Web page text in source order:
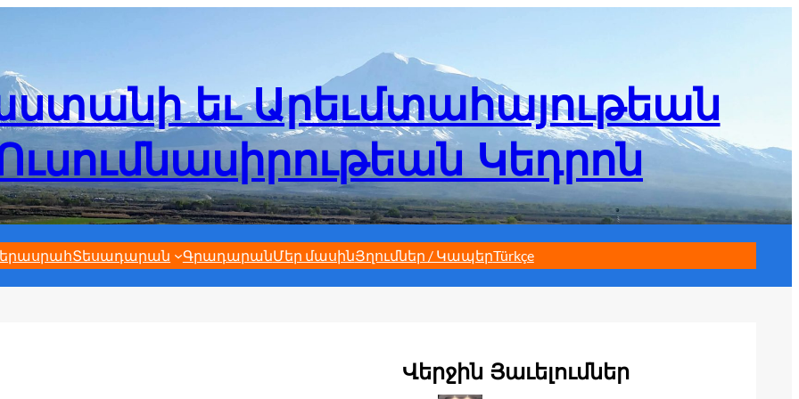
եւ Արեւմտահայութեան
Կեդրոն
Տեսադարան ԳրադարանՄեր մասինՅղումներ / ԿապերTürkçe
Վերջին Յաւելումներ